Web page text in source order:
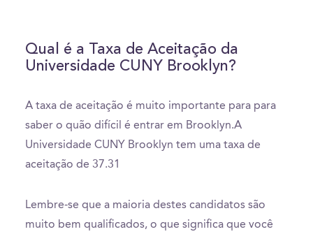
Qual é a Taxa de Aceitação da
Universidade CUNY Brooklyn?
A taxa de aceitação é muito importante para para
saber o quão difícil é entrar em Brooklyn.A
Universidade CUNY Brooklyn tem uma taxa de
aceitação de 37.31
Lembre-se que a maioria destes candidatos são
muito bem qualificados, o que significa que você